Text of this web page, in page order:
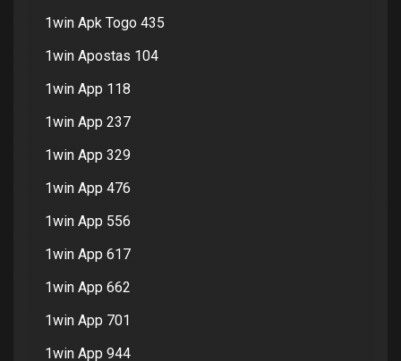
1win Apk Togo 435
1win Apostas 104
1win App 118
1win App 237
1win App 329
1win App 476
1win App 556
1win App 617
1win App 662
1win App 701
1win App 944